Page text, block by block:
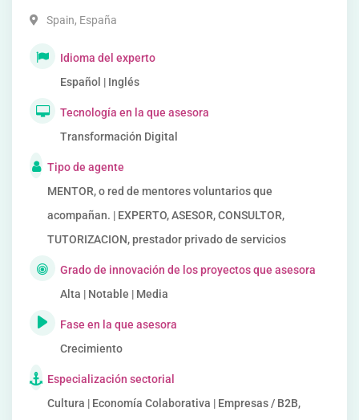
Spain, España
Idioma del experto
Español | Inglés
Tecnología en la que asesora
Transformación Digital
Tipo de agente
MENTOR, o red de mentores voluntarios que
acompañan. | EXPERTO, ASESOR, CONSULTOR,
TUTORIZACION, prestador privado de servicios
Grado de innovación de los proyectos que asesora
Alta | Notable | Media
Fase en la que asesora
Crecimiento
Especialización sectorial
Cultura | Economía Colaborativa | Empresas / B2B,